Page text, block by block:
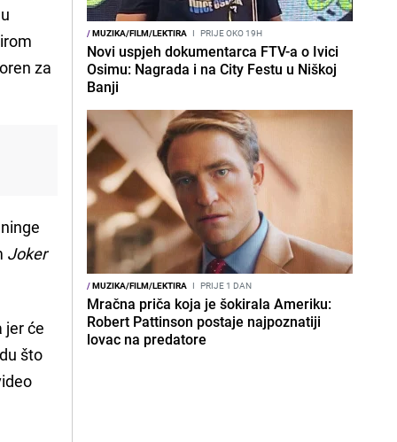
za
Joker
jer će
što
/MUZIKA/FILM/LEKTIRA I PRIJE OKO 19H
Novi uspjeh dokumentarca FTV-a o Ivici
Osimu: Nagrada i na City Festu u Niškoj
Banji
/MUZIKA/FILM/LEKTIRA I PRIJE 1 DAN
Mračna priča koja je šokirala Ameriku:
Robert Pattinson postaje najpoznatiji
lovac na predatore